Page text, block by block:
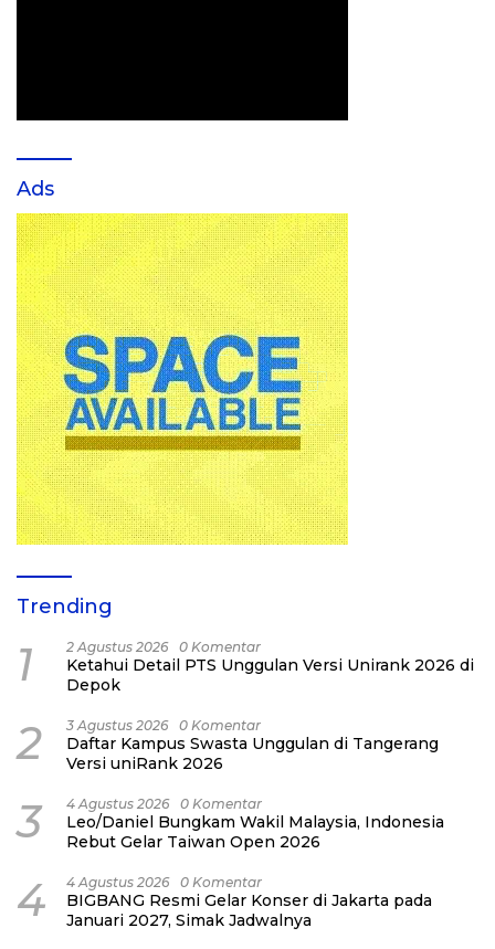
Ads
Trending
1 2 Agustus 2026 0 Komentar
Ketahui Detail PTS Unggulan Versi Unirank 2026 di
Depok
2 3 Agustus 2026 0 Komentar
Daftar Kampus Swasta Unggulan di Tangerang
Versi uniRank 2026
3 4 Agustus 2026 0 Komentar
Leo/Daniel Bungkam Wakil Malaysia, Indonesia
Rebut Gelar Taiwan Open 2026
4 4 Agustus 2026 0 Komentar
BIGBANG Resmi Gelar Konser di Jakarta pada
Januari 2027, Simak Jadwalnya